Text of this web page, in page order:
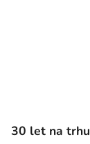
30 let na trhu